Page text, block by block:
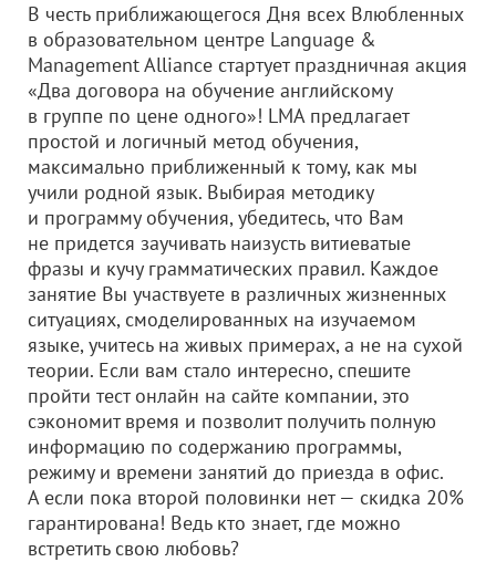
В честь приближающегося Дня всех Влюбленных
в образовательном центре Language &
Management Alliance стартует праздничная акция
«Два договора на обучение английскому
в группе по цене одного»! LMA предлагает
простой и логичный метод обучения,
максимально приближенный к тому, как мы
учили родной язык. Выбирая методику
и программу обучения, убедитесь, что Вам
не придется заучивать наизусть витиеватые
фразы и кучу грамматических правил. Каждое
занятие Вы участвуете в различных жизненных
ситуациях, смоделированных на изучаемом
языке, учитесь на живых примерах, а не на сухой
теории. Если вам стало интересно, спешите
пройти тест онлайн на сайте компании, это
сэкономит время и позволит получить полную
информацию по содержанию программы,
режиму и времени занятий до приезда в офис.
А если пока второй половинки нет — скидка 20%
гарантирована! Ведь кто знает, где можно
встретить свою любовь?